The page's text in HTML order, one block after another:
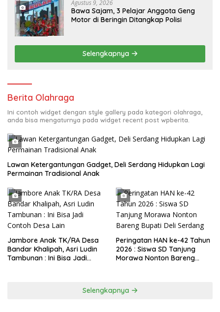
Agustus 9, 2026
Bawa Sajam, 3 Pelajar Anggota Geng
Motor di Beringin Ditangkap Polisi
Selengkapnya
Berita Olahraga
Ini contoh widget dengan style gallery pada kategori olahraga,
anda bisa mengaturnya pada widget recent post wpberita.
Lawan Ketergantungan Gadget, Deli Serdang Hidupkan Lagi
Permainan Tradisional Anak
Jambore Anak TK/RA Desa
Bandar Khalipah, Asri Ludin
Tambunan : Ini Bisa Jadi
Peringatan HAN ke-42 Tahun
2026 : Siswa SD Tanjung
Morawa Nonton Bareng
Selengkapnya